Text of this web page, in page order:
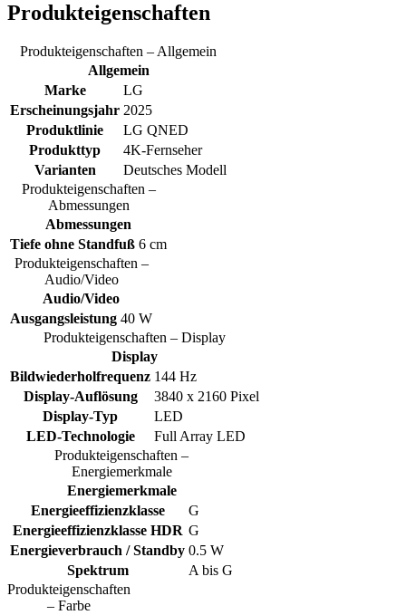
Produkteigenschaften
Produkteigenschaften – Allgemein
Allgemein
Marke
LG
Erscheinungsjahr 2025
Produktlinie
LG QNED
Produkttyp
4K-Fernseher
Varianten
Deutsches Modell
Produkteigenschaften –
Abmessungen
Abmessungen
Tiefe ohne Standfuß 6 cm
Produkteigenschaften –
Audio/Video
Audio/Video
Ausgangsleistung 40 W
Produkteigenschaften – Display
Display
Bildwiederholfrequenz 144 Hz
Display-Auflösung
3840 x 2160 Pixel
Display-Typ
LED
LED-Technologie
Full Array LED
Produkteigenschaften –
Energiemerkmale
Energiemerkmale
Energieeffizienzklasse
G
Energieeffizienzklasse HDR G
Energieverbrauch / Standby 0.5 W
Spektrum
A bis G
Produkteigenschaften
– Farbe